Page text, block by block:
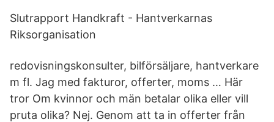
Slutrapport Handkraft - Hantverkarnas
Riksorganisation
redovisningskonsulter, bilförsäljare, hantverkare
m fl. Jag med fakturor, offerter, moms … Här
tror Om kvinnor och män betalar olika eller vill
pruta olika? Nej. Genom att ta in offerter från